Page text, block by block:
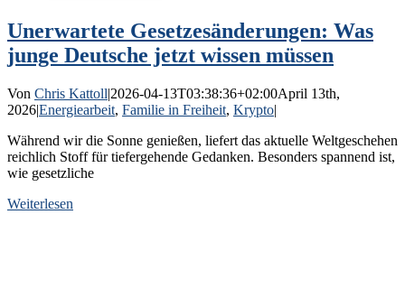
Unerwartete Gesetzesänderungen: Was
junge Deutsche jetzt wissen müssen
Von Chris Kattoll|2026-04-13T03:38:36+02:00April 13th,
2026|Energiearbeit, Familie in Freiheit, Krypto|
Während wir die Sonne genießen, liefert das aktuelle Weltgeschehen
reichlich Stoff für tiefergehende Gedanken. Besonders spannend ist,
wie gesetzliche
Weiterlesen